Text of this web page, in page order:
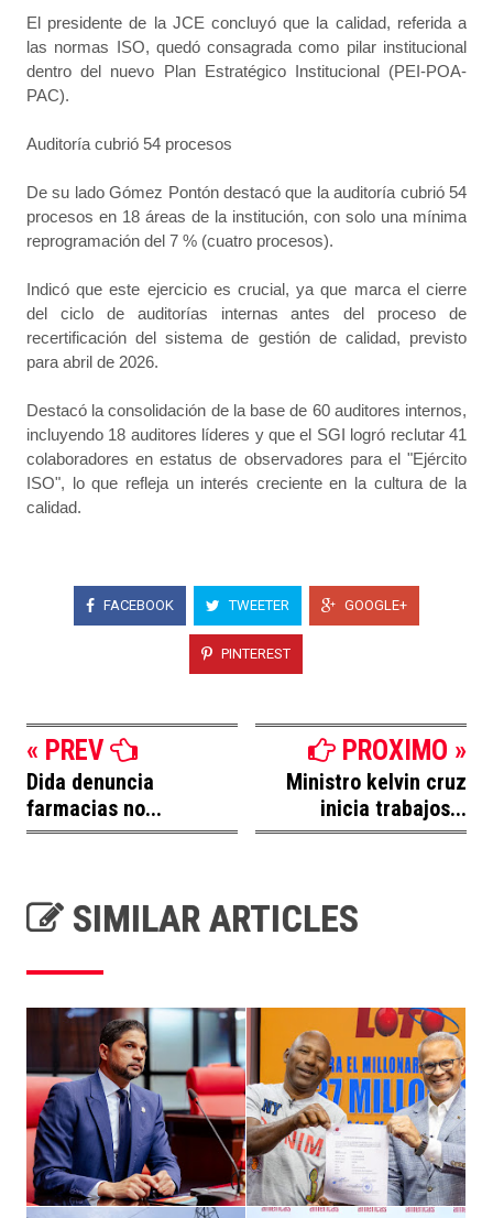
El presidente de la JCE concluyó que la calidad, referida a
las normas ISO, quedó consagrada como pilar institucional
dentro del nuevo Plan Estratégico Institucional (PEI-POA-
PAC).
Auditoría cubrió 54 procesos
De su lado Gómez Pontón destacó que la auditoría cubrió 54
procesos en 18 áreas de la institución, con solo una mínima
reprogramación del 7 % (cuatro procesos).
Indicó que este ejercicio es crucial, ya que marca el cierre
del ciclo de auditorías internas antes del proceso de
recertificación del sistema de gestión de calidad, previsto
para abril de 2026.
Destacó la consolidación de la base de 60 auditores internos,
incluyendo 18 auditores líderes y que el SGI logró reclutar 41
colaboradores en estatus de observadores para el "Ejército
ISO", lo que refleja un interés creciente en la cultura de la
calidad.
FACEBOOK TWEETER GOOGLE+
PINTEREST
« PREV
Dida denuncia
farmacias no...
PROXIMO »
Ministro kelvin cruz
inicia trabajos...
SIMILAR ARTICLES